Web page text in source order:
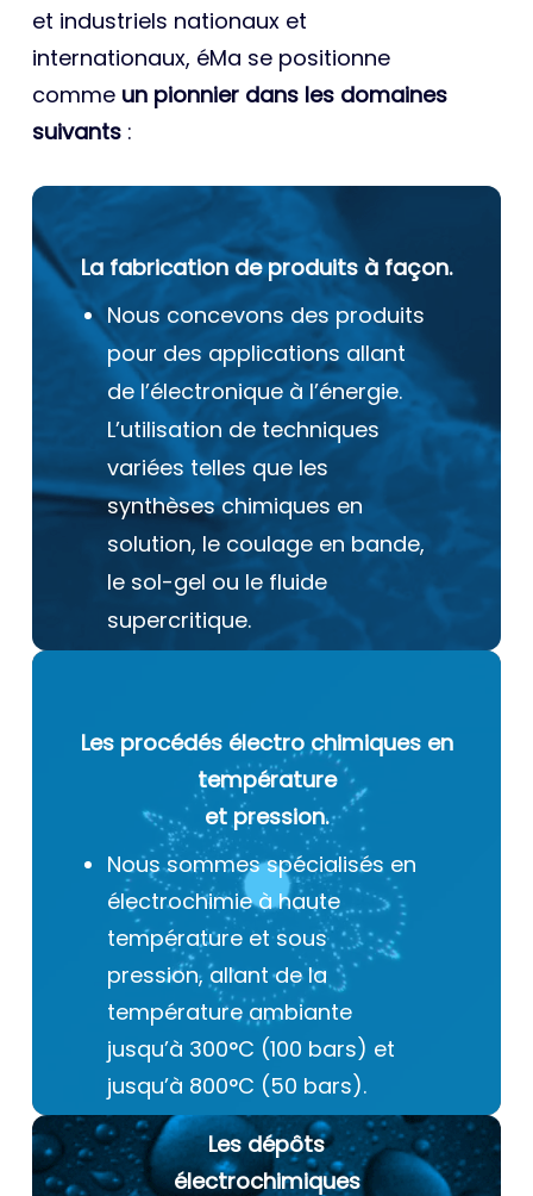
et industriels nationaux et
internationaux, éMa se positionne
comme un pionnier dans les domaines
suivants :
La fabrication de produits à façon.
Nous concevons des produits
pour des applications allant
de l’électronique à l’énergie.
L’utilisation de techniques
variées telles que les
synthèses chimiques en
solution, le coulage en bande,
le sol-gel ou le fluide
supercritique.
Les procédés électro chimiques en
température
et pression.
Nous sommes spécialisés en
électrochimie à haute
température et sous
pression, allant de la
température ambiante
jusqu’à 300°C (100 bars) et
jusqu’à 800°C (50 bars).
Les dépôts
électrochimiques